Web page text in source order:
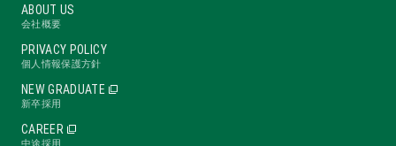
ABOUT US
会社概要
PRIVACY POLICY
個人情報保護方針
NEW GRADUATE
新卒採用
CAREER
中途採用